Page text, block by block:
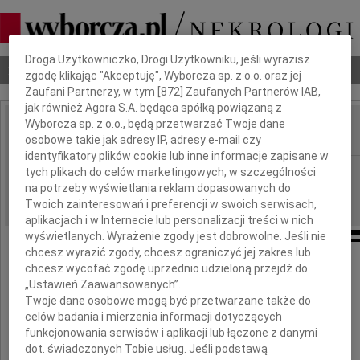
Nekrologi Odeszli Poradnik pogrzebowy
IMIĘ I NAZWISKO:
REGION: Bydgoszcz
DATA EMISJI: 04.04.2018
Żegnamy zmarłą w dniu 24 marca 2018 r.
Dbamy o Twoją prywatność
Droga Użytkowniczko, Drogi Użytkowniku, jeśli wyrazisz
zgodę klikając "Akceptuję", Wyborcza sp. z o.o. oraz jej
Zaufani Partnerzy, w tym [872 ] Zaufanych Partnerów IAB,
jak również Agora S.A. będąca spółką powiązaną z
Wyborcza sp. z o.o., będą przetwarzać Twoje dane
osobowe takie jak adresy IP, adresy e-mail czy
identyfikatory plików cookie lub inne informacje zapisane w
tych plikach do celów marketingowych, w szczególności
na potrzeby wyświetlania reklam dopasowanych do
Twoich zainteresowań i preferencji w swoich serwisach,
aplikacjach i w Internecie lub personalizacji treści w nich
wyświetlanych. Wyrażenie zgody jest dobrowolne. Jeśli nie
chcesz wyrazić zgody, chcesz ograniczyć jej zakres lub
chcesz wycofać zgodę uprzednio udzieloną przejdź do
„Ustawień Zaawansowanych”.
Twoje dane osobowe mogą być przetwarzane także do
celów badania i mierzenia informacji dotyczących
funkcjonowania serwisów i aplikacji lub łączone z danymi
dot. świadczonych Tobie usług. Jeśli podstawą